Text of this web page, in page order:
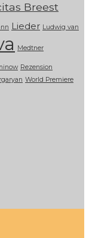
Breest
Lieder Ludwig van
Medtner
Rezension
World Premiere